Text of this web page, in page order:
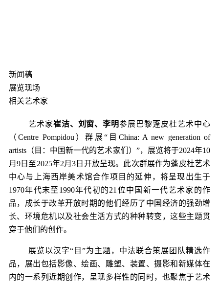
新闻稿
展览现场
相关艺术家
艺术家崔洁、刘窗、李明参展巴黎蓬皮杜艺术中心
（Centre Pompidou ）群展“目China: A new generation of
artists（目：中国新一代的艺术家们）”，展览将于2024年10
月9日至2025年2月3日开放呈现。此次群展作为蓬皮杜艺术
中心与上海西岸美术馆合作项目的延伸，将呈现出生于
1970年代末至1990年代初的21位中国新一代艺术家的作
品，成长于改革开放时期的他们经历了中国经济的强劲增
长、环境危机以及社会生活方式的种种转变，这些主题贯
穿于他们的创作。
展览以汉字“目”为主题，中法联合策展团队精选作
品，展出包括影像、绘画、雕塑、装置、摄影和新媒体在
内的一系列近期创作，呈现多样性的同时，也聚焦于艺术